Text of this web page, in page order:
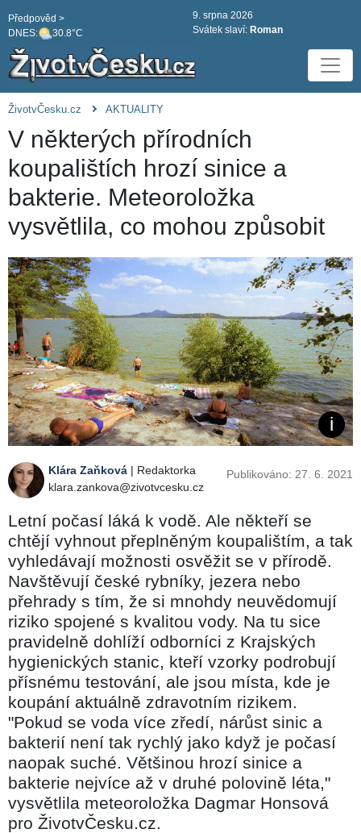
DNES: 30.8°C
Předpověd >
9. srpna 2026
Svátek slaví: Roman
ŽivotvČesku.cz AKTUALITY
V některých přírodních
koupalištích hrozí sinice a
bakterie. Meteoroložka
vysvětlila, co mohou způsobit
Klára Zaňková | Redaktorka
klara.zankova@zivotvcesku.cz
Publikováno: 27. 6. 2021
Letní počasí láká k vodě. Ale někteří se
chtějí vyhnout přeplněným koupalištím, a tak
vyhledávají možnosti osvěžit se v přírodě.
Navštěvují české rybníky, jezera nebo
přehrady s tím, že si mnohdy neuvědomují
riziko spojené s kvalitou vody. Na tu sice
pravidelně dohlíží odborníci z Krajských
hygienických stanic, kteří vzorky podrobují
přísnému testování, ale jsou místa, kde je
koupání aktuálně zdravotním rizikem.
"Pokud se voda více zředí, nárůst sinic a
bakterií není tak rychlý jako když je počasí
naopak suché. Většinou hrozí sinice a
bakterie nejvíce až v druhé polovině léta,"
vysvětlila meteoroložka Dagmar Honsová
pro ŽivotvČesku.cz.